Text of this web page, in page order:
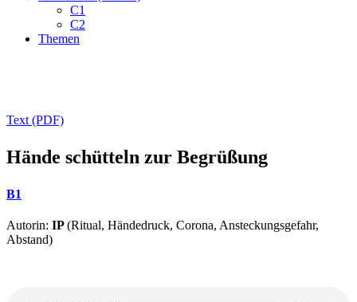
C1
C2
Themen
Text (PDF)
Hände schütteln zur Begrüßung
B1
Autorin: IP(Ritual, Händedruck, Corona, Ansteckungsgefahr,
Abstand)